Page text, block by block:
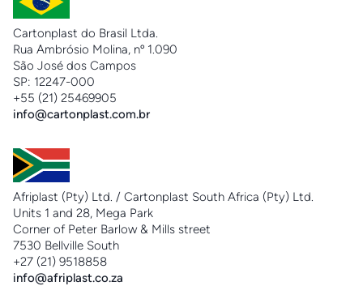
Cartonplast do Brasil Ltda.
Rua Ambrósio Molina, nº 1.090
São José dos Campos
SP: 12247-000
+55 (21) 25469905
info@cartonplast.com.br
Afriplast (Pty) Ltd. / Cartonplast South Africa (Pty) Ltd.
Units 1 and 28, Mega Park
Corner of Peter Barlow & Mills street
7530 Bellville South
+27 (21) 9518858
info@afriplast.co.za